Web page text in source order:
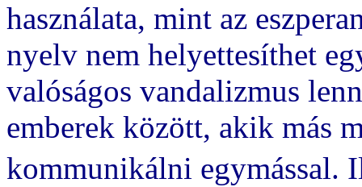
használata, mint az
nyelv nem helyettesíthet
valóságos vandalizmus
emberek között, akik más
kommunikálni egymással.